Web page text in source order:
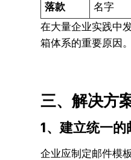
落款
名字
在大量企业实践中
箱体系的重要原因。
三、解决方
1、建立统一
企业应制定邮件模